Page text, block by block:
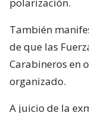
También
de que las
Carabineros en
organizado.
A juicio de la